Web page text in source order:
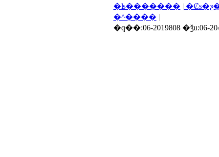
�ʪ������� |
�^���� |
�q��:06-2019808